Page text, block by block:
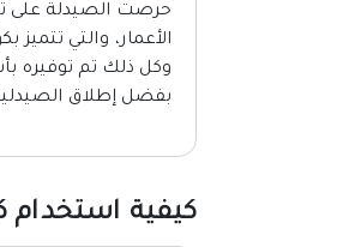
حرصت الصيدلة على
وكل ذلك تم توفيره
بفضل إطلاق
كيفية استخدام